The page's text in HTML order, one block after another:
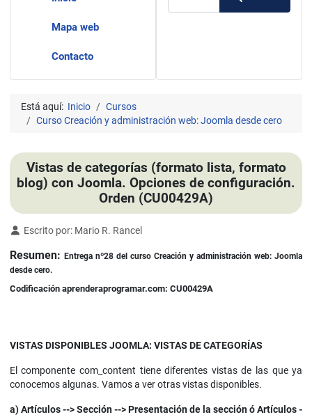
Mapa web
Contacto
Está aquí: Inicio
Cursos
Curso Creación y administración web: Joomla desde cero
Vistas de categorías (formato lista, formato
blog) con Joomla. Opciones de configuración.
Orden (CU00429A)
Detalles
Escrito por: Mario R. Rancel
Resumen: Entrega nº28 del curso Creación y administración web: Joomla
desde cero.
Codificación aprenderaprogramar.com: CU00429A
VISTAS DISPONIBLES JOOMLA: VISTAS DE CATEGORÍAS
El componente com_content tiene diferentes vistas de las que ya
conocemos algunas. Vamos a ver otras vistas disponibles.
a) Artículos --> Sección --> Presentación de la sección ó Artículos -